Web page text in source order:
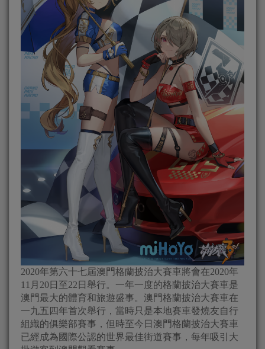
2020年第六十七屆澳門格蘭披治大賽車將會在2020年
11月20日至22日舉行。一年一度的格蘭披治大賽車是
澳門最大的體育和旅遊盛事。澳門格蘭披治大賽車在
一九五四年首次舉行，當時只是本地賽車發燒友自行
組織的俱樂部賽事，但時至今日澳門格蘭披治大賽車
已經成為國際公認的世界最佳街道賽事，每年吸引大